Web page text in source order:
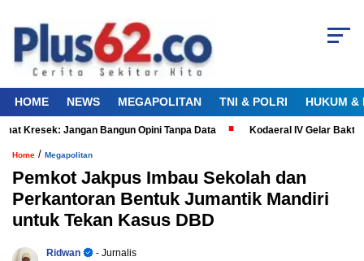
HOME NEWS MEGAPOLITAN TNI & POLRI HUKUM &
Jangan Bangun Opini Tanpa Data Kodaeral IV Gelar Bakti
Home / Megapolitan
Pemkot Jakpus Imbau Sekolah dan
Perkantoran Bentuk Jumantik Mandiri
untuk Tekan Kasus DBD
Ridwan
- Jurnalis